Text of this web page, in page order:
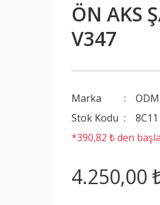
ÖN AKS
V347
Marka
ODM
Stok Kodu
*390,82 ₺ den
4.250,00